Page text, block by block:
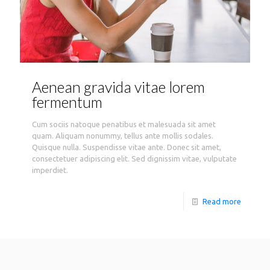
Aenean gravida vitae lorem
fermentum
Cum sociis natoque penatibus et malesuada sit amet
quam. Aliquam nonummy, tellus ante mollis sodales.
Quisque nulla. Suspendisse vitae ante. Donec sit amet,
consectetuer adipiscing elit. Sed dignissim vitae, vulputate
imperdiet.
Read more